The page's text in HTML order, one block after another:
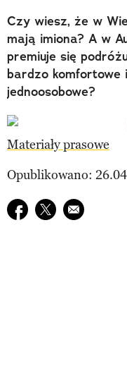
Czy wiesz, że w
mają imiona? A w
premiuje się
bardzo komfortowe
jednoosobowe?
Materiały prasowe
Opublikowano:
Udostępnij na
Udostępnij na
E-mail do